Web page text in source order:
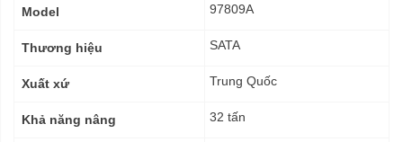
kỹ
Model 97809A
Thương hiệu SATA
Xuất xứ Trung Quốc
Khả năng nâng 32 tấn